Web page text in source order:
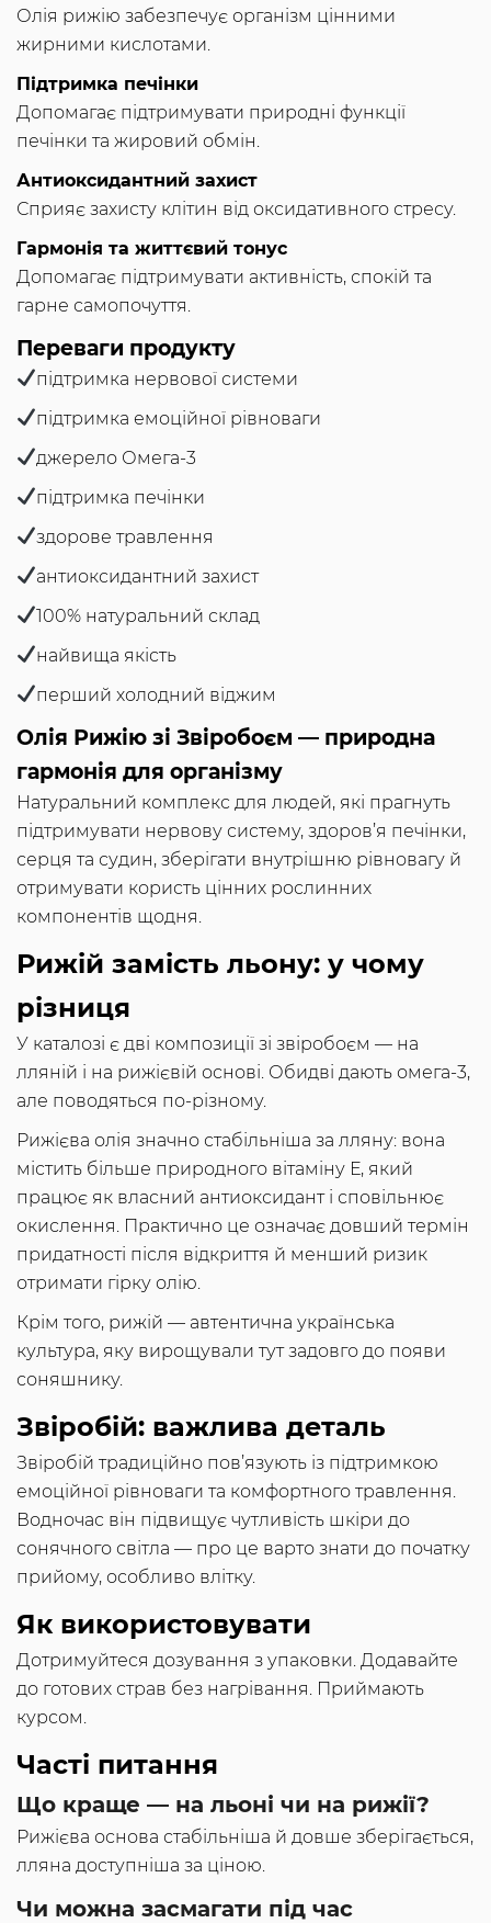
Олія рижію забезпечує організм цінними
жирними кислотами.
Підтримка печінки
Допомагає підтримувати природні функції
печінки та жировий обмін.
Антиоксидантний захист
Сприяє захисту клітин від оксидативного стресу.
Гармонія та життєвий тонус
Допомагає підтримувати активність, спокій та
гарне самопочуття.
Переваги продукту
підтримка нервової системи
підтримка емоційної рівноваги
джерело Омега-3
підтримка печінки
здорове травлення
антиоксидантний захист
100% натуральний склад
найвища якість
перший холодний віджим
Олія Рижію зі Звіробоєм — природна
гармонія для організму
Натуральний комплекс для людей, які прагнуть
підтримувати нервову систему, здоров’я печінки,
серця та судин, зберігати внутрішню рівновагу й
отримувати користь цінних рослинних
компонентів щодня.
Рижій замість льону: у чому
різниця
У каталозі є дві композиції зі звіробоєм — на
лляній і на рижієвій основі. Обидві дають омега-3,
але поводяться по-різному.
Рижієва олія значно стабільніша за лляну: вона
містить більше природного вітаміну Е, який
працює як власний антиоксидант і сповільнює
окислення. Практично це означає довший термін
придатності після відкриття й менший ризик
отримати гірку олію.
Крім того, рижій — автентична українська
культура, яку вирощували тут задовго до появи
соняшнику.
Звіробій: важлива деталь
Звіробій традиційно пов’язують із підтримкою
емоційної рівноваги та комфортного травлення.
Водночас він підвищує чутливість шкіри до
сонячного світла — про це варто знати до початку
прийому, особливо влітку.
Як використовувати
Дотримуйтеся дозування з упаковки. Додавайте
до готових страв без нагрівання. Приймають
курсом.
Часті питання
Що краще — на льоні чи на рижії?
Рижієва основа стабільніша й довше зберігається,
лляна доступніша за ціною.
Чи можна засмагати під час